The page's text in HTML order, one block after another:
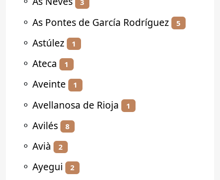
3
⚬ As Pontes de García Rodríguez 5
⚬ Astúlez 1
⚬ Ateca 1
⚬ Aveinte 1
⚬ Avellanosa de Rioja 1
⚬ Avilés 8
⚬ Avià 2
⚬ Ayegui 2